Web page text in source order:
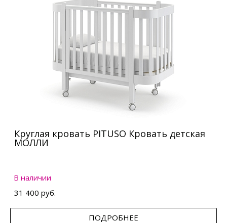
Круглая кровать PITUSO Кровать детская
МОЛЛИ
В наличии
31 400 руб.
ПОДРОБНЕЕ